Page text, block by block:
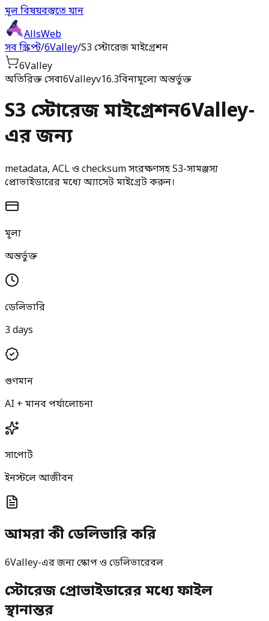
মূল বিষয়বস্তুতে যান
AllsWeb
সব স্ক্রিপ্ট/6Valley/S3 স্টোরেজ মাইগ্রেশন
6Valley
অতিরিক্ত সেবা6Valleyv16.3বিনামূল্যে অন্তর্ভুক্ত
S3 স্টোরেজ মাইগ্রেশন6Valley-
এর জন্য
metadata, ACL ও checksum সংরক্ষণসহ S3-সামঞ্জস্য
প্রোভাইডারের মধ্যে অ্যাসেট মাইগ্রেট করুন।
মূল্য
অন্তর্ভুক্ত
ডেলিভারি
3 days
গুণমান
AI + মানব পর্যালোচনা
সাপোর্ট
ইনস্টলে আজীবন
আমরা কী ডেলিভারি করি
6Valley-এর জন্য স্কোপ ও ডেলিভারেবল
স্টোরেজ প্রোভাইডারের মধ্যে ফাইল
স্থানান্তর